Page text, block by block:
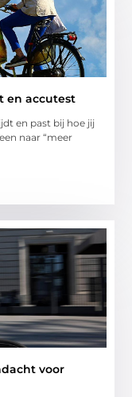
en accutest
en past bij hoe jij
naar “meer
voor